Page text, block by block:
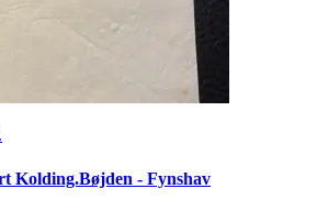
Kolding.Bøjden - Fynshav